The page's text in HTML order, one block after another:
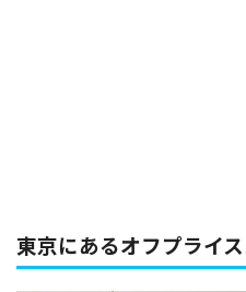
東京にあるオフプライ